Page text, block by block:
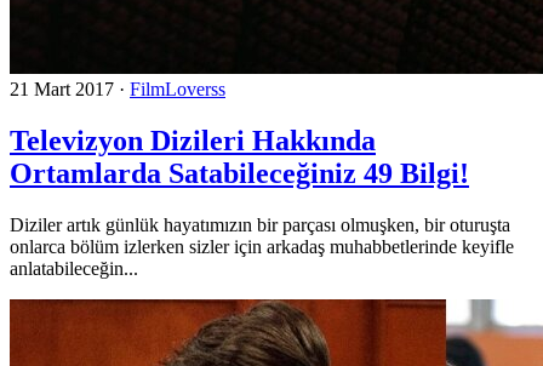
21 Mart 2017 · FilmLoverss
Televizyon Dizileri Hakkında
Ortamlarda Satabileceğiniz 49 Bilgi!
Diziler artık günlük hayatımızın bir parçası olmuşken, bir oturuşta
onlarca bölüm izlerken sizler için arkadaş muhabbetlerinde keyifle
anlatabileceğin...